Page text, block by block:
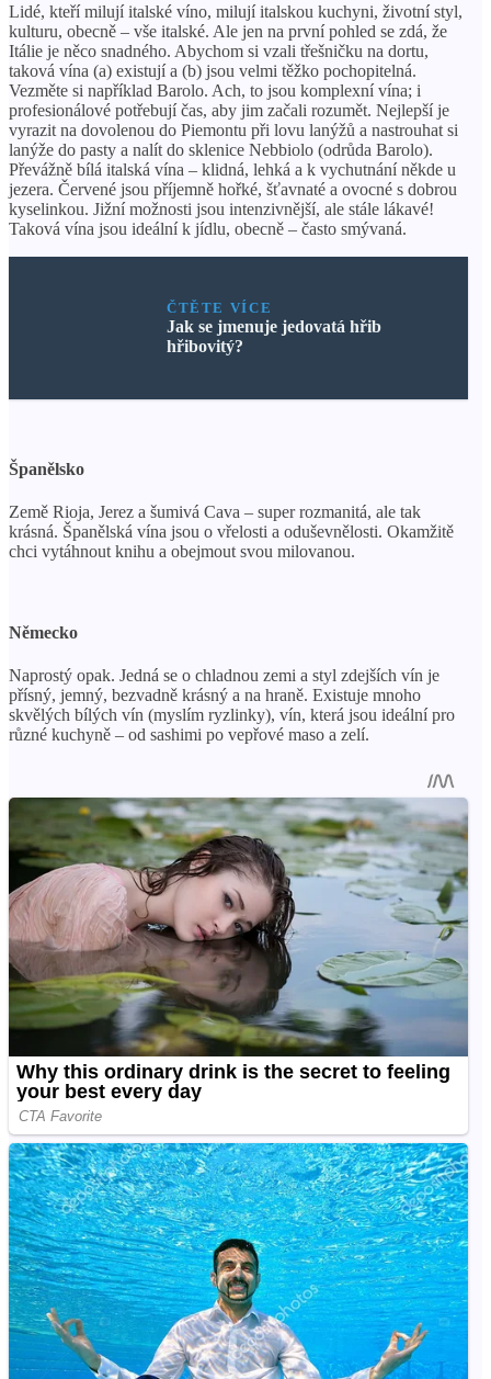
Lidé, kteří milují italské víno, milují italskou kuchyni, životní styl,
kulturu, obecně – vše italské. Ale jen na první pohled se zdá, že
Itálie je něco snadného. Abychom si vzali třešničku na dortu,
taková vína (a) existují a (b) jsou velmi těžko pochopitelná.
Vezměte si například Barolo. Ach, to jsou komplexní vína; i
profesionálové potřebují čas, aby jim začali rozumět. Nejlepší je
vyrazit na dovolenou do Piemontu při lovu lanýžů a nastrouhat si
lanýže do pasty a nalít do sklenice Nebbiolo (odrůda Barolo).
Převážně bílá italská vína – klidná, lehká a k vychutnání někde u
jezera. Červené jsou příjemně hořké, šťavnaté a ovocné s dobrou
kyselinkou. Jižní možnosti jsou intenzivnější, ale stále lákavé!
Taková vína jsou ideální k jídlu, obecně – často smývaná.
ČTĚTE VÍCE
Jak se jmenuje jedovatá hřib
hřibovitý?
Španělsko
Země Rioja, Jerez a šumivá Cava – super rozmanitá, ale tak
krásná. Španělská vína jsou o vřelosti a oduševnělosti. Okamžitě
chci vytáhnout knihu a obejmout svou milovanou.
Německo
Naprostý opak. Jedná se o chladnou zemi a styl zdejších vín je
přísný, jemný, bezvadně krásný a na hraně. Existuje mnoho
skvělých bílých vín (myslím ryzlinky), vín, která jsou ideální pro
různé kuchyně – od sashimi po vepřové maso a zelí.